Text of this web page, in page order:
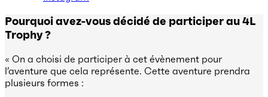
Pourquoi avez-vous décidé de participer au 4L
Trophy ?
« On a choisi de participer à cet évènement pour
l’aventure que cela représente. Cette aventure prendra
plusieurs formes :